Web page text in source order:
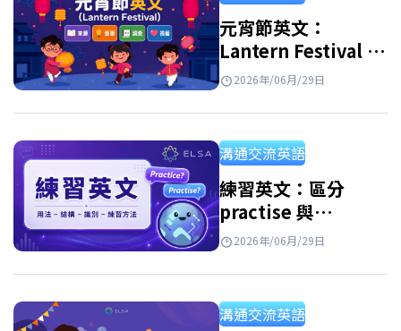
元宵節英文：
Lantern Festival 的
由來、英文介紹、單
2026年/06月/29日
溝通交流英語
練習英文：區分
practise 與
practice，以及免費
2026年/06月/29日
溝通交流英語